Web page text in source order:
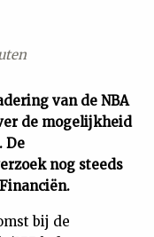
van de NBA
de mogelijkheid
De
nog steeds
bij de